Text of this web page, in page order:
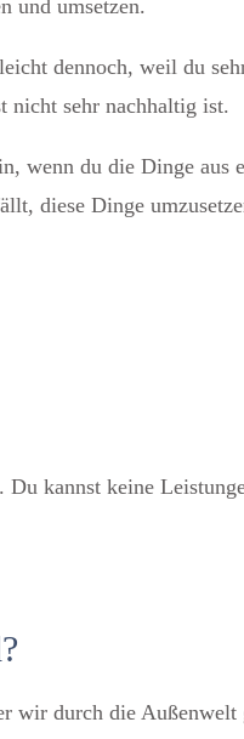
und umsetzen.
dennoch, weil du
nicht sehr nachhaltig ist.
du die Dinge aus
diese Dinge
kannst keine
durch die